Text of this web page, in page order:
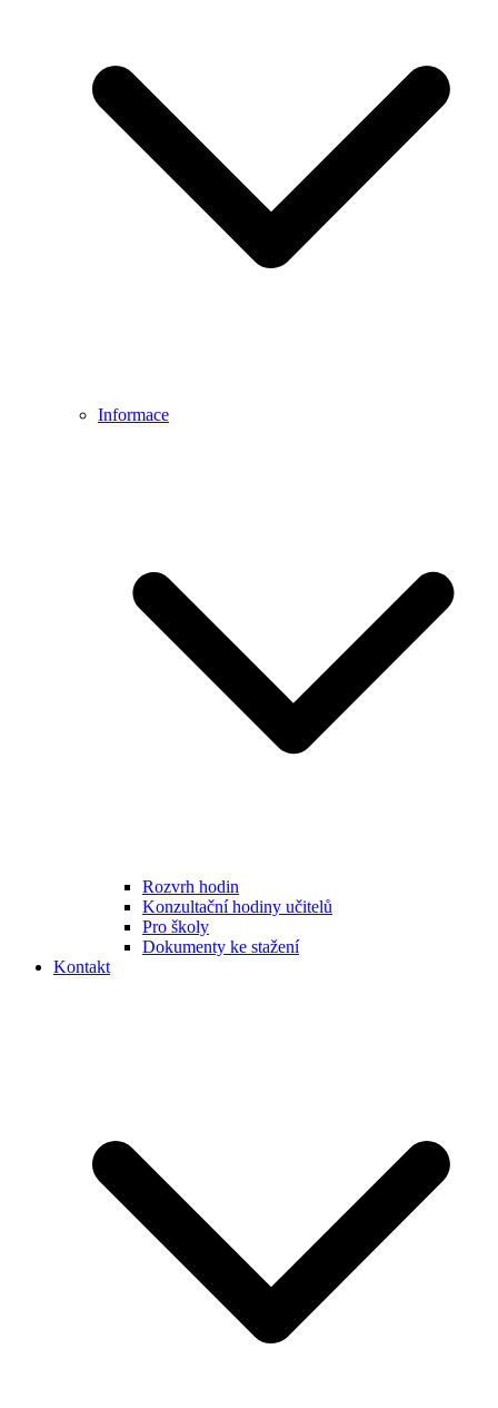
Informace
Rozvrh hodin
Konzultační hodiny učitelů
Pro školy
Dokumenty ke stažení
Kontakt